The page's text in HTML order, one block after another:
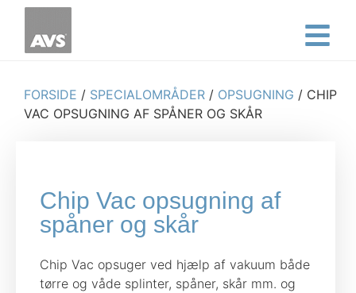
FORSIDE / SPECIALOMRÅDER / OPSUGNING / CHIP
VAC OPSUGNING AF SPÅNER OG SKÅR
Chip Vac opsugning af
spåner og skår
Chip Vac opsuger ved hjælp af vakuum både
tørre og våde splinter, spåner, skår mm. og